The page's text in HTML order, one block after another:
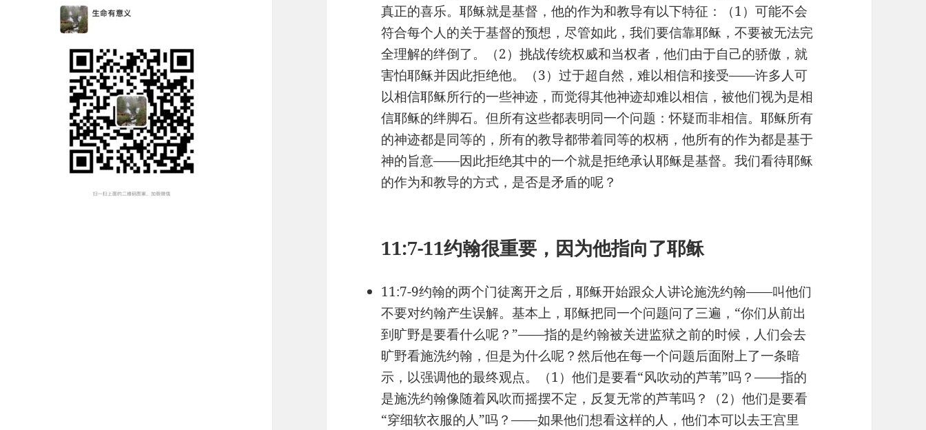
真正的喜乐。耶稣就是基督，他的作为和教导有以下特征：（1）可能不会
符合每个人的关于基督的预想，尽管如此，我们要信靠耶稣，不要被无法完
全理解的绊倒了。（2）挑战传统权威和当权者，他们由于自己的骄傲，就
害怕耶稣并因此拒绝他。（3）过于超自然，难以相信和接受——许多人可
以相信耶稣所行的一些神迹，而觉得其他神迹却难以相信，被他们视为是相
信耶稣的绊脚石。但所有这些都表明同一个问题：怀疑而非相信。耶稣所有
的神迹都是同等的，所有的教导都带着同等的权柄，他所有的作为都是基于
神的旨意——因此拒绝其中的一个就是拒绝承认耶稣是基督。我们看待耶稣
的作为和教导的方式，是否是矛盾的呢？
11:7-11约翰很重要，因为他指向了耶稣
11:7-9约翰的两个门徒离开之后，耶稣开始跟众人讲论施洗约翰——叫他们
不要对约翰产生误解。基本上，耶稣把同一个问题问了三遍，“你们从前出
到旷野是要看什么呢？”——指的是约翰被关进监狱之前的时候，人们会去
旷野看施洗约翰，但是为什么呢？然后他在每一个问题后面附上了一条暗
示，以强调他的最终观点。（1）他们是要看“风吹动的芦苇”吗？——指的
是施洗约翰像随着风吹而摇摆不定，反复无常的芦苇吗？（2）他们是要看
“穿细软衣服的人”吗？——如果他们想看这样的人，他们本可以去王宫里